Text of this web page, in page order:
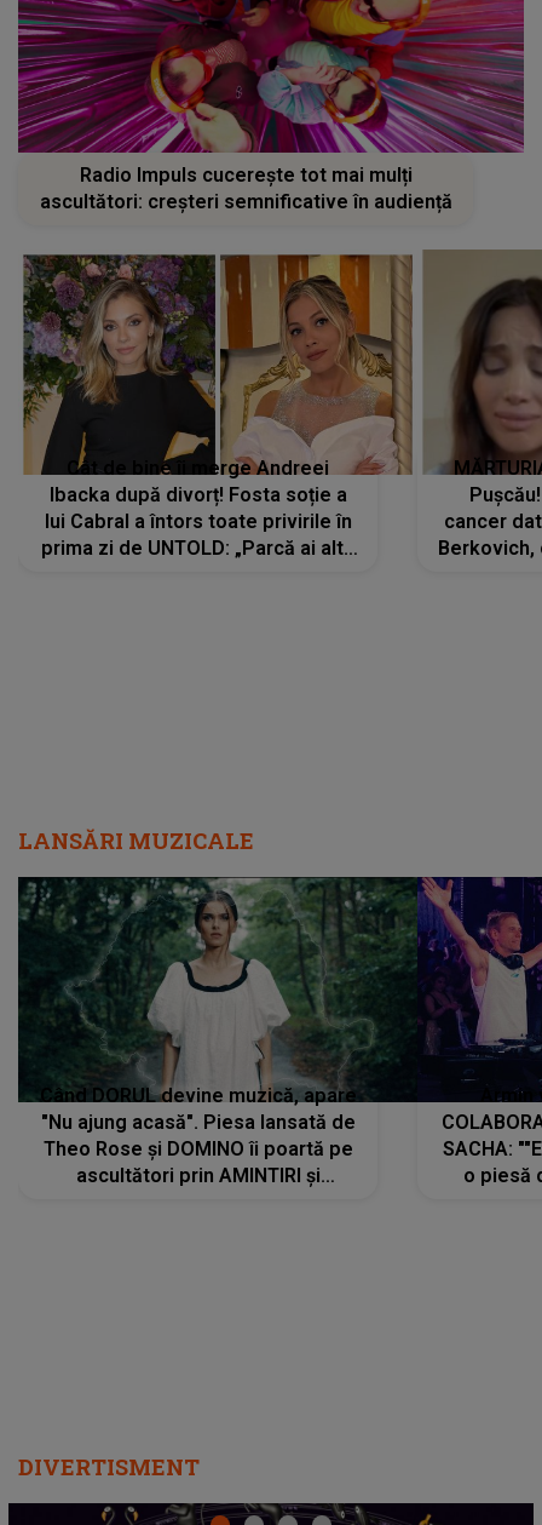
Radio Impuls cucerește tot mai mulți
ascultători: creșteri semnificative în audiență
Cât de bine îi merge Andreei
Ibacka după divorț! Fosta soție a
lui Cabral a întors toate privirile în
prima zi de UNTOLD: „Parcă ai altă
cancer
LANSĂRI MUZICALE
Când DORUL devine muzică, apare
"Nu ajung acasă". Piesa lansată de
Theo Rose și DOMINO îi poartă pe
ascultători prin AMINTIRI și
SACHA:
o piesă
DIVERTISMENT